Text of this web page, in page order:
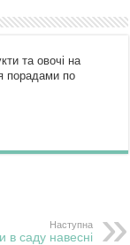
та овочі на
порадами по
Наступна
в саду навесні